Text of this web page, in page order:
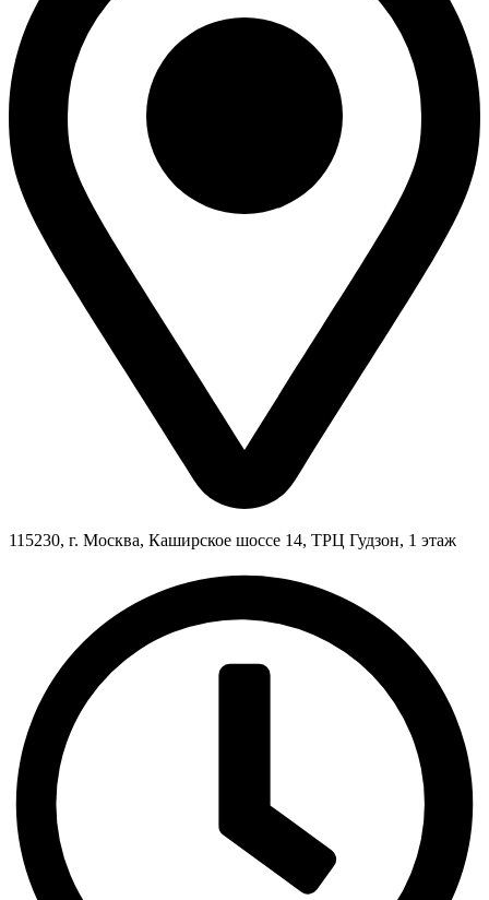
115230, г. Москва, Каширское шоссе 14, ТРЦ Гудзон, 1 этаж